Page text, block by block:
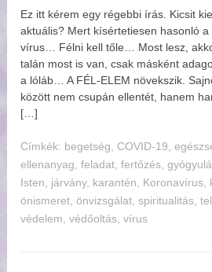
Ez itt kérem egy régebbi írás. Kicsit
aktuális? Mert kísértetiesen hasonló a
vírus… Félni kell tőle… Most lesz,
talán most is van, csak másként
a lóláb… A FÉL-ELEM növekszik.
között nem csupán ellentét, hanem
[…]
Címkék: begetség, COVID-19,
ellenanyag,feladat,fertőzés,
Isten, járvány, karantén, Koronavírus,
önismeret,önvizsgálat,spiritualitás,
védelem,védőoltás,vírus